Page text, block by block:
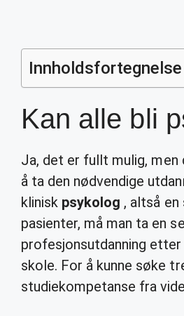
Innholdsfortegnelse
Kan alle bli
Ja, det er fullt mulig, men
å ta den nødvendige
klinisk psykolog , altså en
pasienter, må man ta en
profesjonsutdanning etter
skole. For å kunne søke
studiekompetanse fra